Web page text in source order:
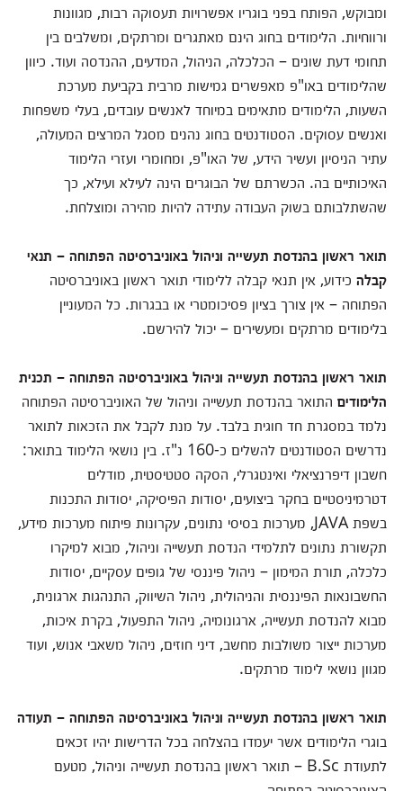
ומבוקש, הפותח בפני בוגריו אפשרויות תעסוקה רבות, מגוונות
ורווחיות. הלימודים בחוג הינם מאתגרים ומרתקים, ומשלבים בין
תחומי דעת שונים – הכלכלה, הניהול, המדעים, ההנדסה ועוד. כיוון
שהלימודים באו"פ מאפשרים גמישות מרבית בקביעת מערכת
השעות, הלימודים מתאימים במיוחד לאנשים עובדים, בעלי משפחות
ואנשים עסוקים. הסטודנטים בחוג נהנים מסגל המרצים המעולה,
עתיר הניסיון ועשיר הידע, של האו"פ, ומחומרי ועזרי הלימוד
האיכותיים בה. הכשרתם של הבוגרים הינה לעילא ועילא, כך
שהשתלבותם בשוק העבודה עתידה להיות מהירה ומוצלחת.
תואר ראשון בהנדסת תעשייה וניהול באוניברסיטה הפתוחה – תנאי
קבלהכידוע, אין תנאי קבלה ללימודי תואר ראשון באוניברסיטה
הפתוחה – אין צורך בציון פסיכומטרי או בבגרות. כל המעוניין
בלימודים מרתקים ומעשירים – יכול להירשם.
תואר ראשון בהנדסת תעשייה וניהול באוניברסיטה הפתוחה – תכנית
הלימודיםהתואר בהנדסת תעשייה וניהול של האוניברסיטה הפתוחה
נלמד במסגרת חד חוגית בלבד. על מנת לקבל את הזכאות לתואר
נדרשים הסטודנטים להשלים כ-160 נ"ז. בין נושאי הלימוד בתואר:
חשבון דיפרנציאלי ואינטגרלי, הסקה סטטיסטית, מודלים
דטרמיניסטיים בחקר ביצועים, יסודות הפיסיקה, יסודות התכנות
בשפת JAVA, מערכות בסיסי נתונים, עקרונות פיתוח מערכות מידע,
תקשורת נתונים לתלמידי הנדסת תעשייה וניהול, מבוא למיקרו
כלכלה, תורת המימון – ניהול פיננסי של גופים עסקיים, יסודות
החשבונאות הפיננסית והניהולית, ניהול השיווק, התנהגות ארגונית,
מבוא להנדסת תעשייה, ארגונומיה, ניהול התפעול, בקרת איכות,
מערכות ייצור משולבות מחשב, דיני חוזים, ניהול משאבי אנוש, ועוד
מגוון נושאי לימוד מרתקים.
תואר ראשון בהנדסת תעשייה וניהול באוניברסיטה הפתוחה – תעודה
בוגרי הלימודים אשר יעמדו בהצלחה בכל הדרישות יהיו זכאים
לתעודת B.Sc – תואר ראשון בהנדסת תעשייה וניהול, מטעם